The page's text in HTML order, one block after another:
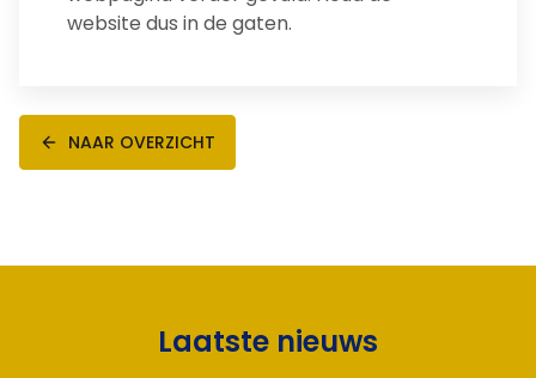
website dus in de gaten.
NAAR OVERZICHT
Laatste nieuws